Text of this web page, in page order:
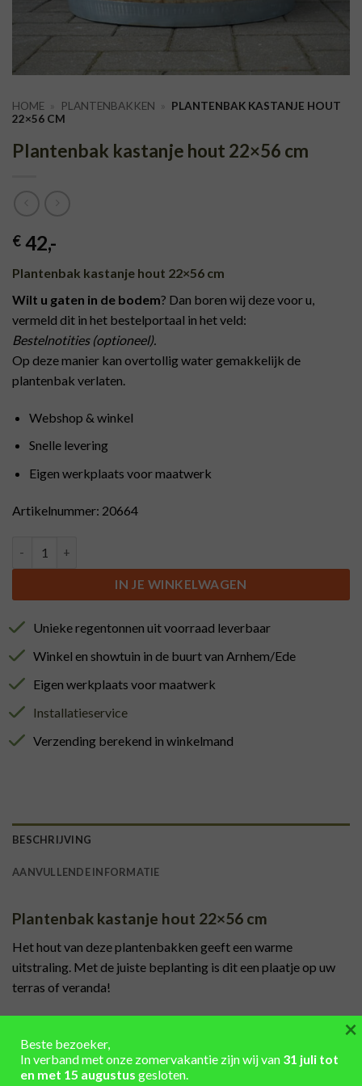
HOME » PLANTENBAKKEN » PLANTENBAK KASTANJE HOUT
22×56 CM
Plantenbak kastanje hout 22×56 cm
€ 42,-
Plantenbak kastanje hout 22×56 cm
Wilt u gaten in de bodem? Dan boren wij deze voor u,
vermeld dit in het bestelportaal in het veld:
Bestelnotities (optioneel).
Op deze manier kan overtollig water gemakkelijk de
plantenbak verlaten.
Webshop & winkel
Snelle levering
Eigen werkplaats voor maatwerk
Artikelnummer: 20664
IN JE WINKELWAGEN
Unieke regentonnen uit voorraad leverbaar
Winkel en showtuin in de buurt van Arnhem/Ede
Eigen werkplaats voor maatwerk
Installatieservice
Verzending berekend in winkelmand
BESCHRIJVING
AANVULLENDE INFORMATIE
Plantenbak kastanje hout 22×56 cm
Het hout van deze plantenbakken geeft een warme
uitstraling. Met de juiste beplanting is dit een plaatje op uw
terras of veranda!
werkplaats. We hebben ook diverse andere varianten in onze
webshop en in de winkel in Nieuw Milligen.
Beste bezoeker,
In verband met onze zomervakantie zijn wij van 31 juli tot
en met 15 augustus gesloten.
×